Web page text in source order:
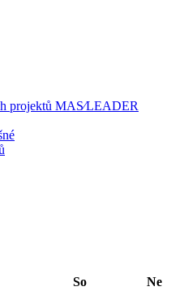
projektů MAS⁄LEADER
So
Ne